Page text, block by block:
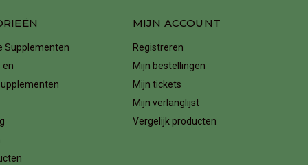
Supplementen
en
MIJN ACCOUNT
Registreren
Mijn bestellingen
Mijn tickets
Mijn verlanglijst
Vergelijk producten